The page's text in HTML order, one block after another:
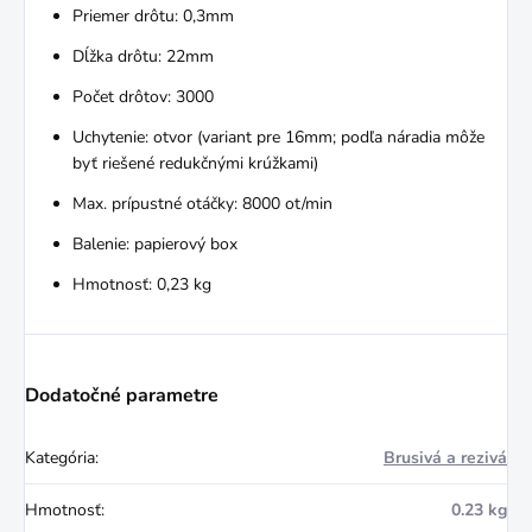
Priemer drôtu: 0,3mm
Dĺžka drôtu: 22mm
Počet drôtov: 3000
Uchytenie: otvor (variant pre 16mm; podľa náradia môže
byť riešené redukčnými krúžkami)
Max. prípustné otáčky: 8000 ot/min
Balenie: papierový box
Hmotnosť: 0,23 kg
Dodatočné parametre
Kategória: Brusivá a rezivá
Hmotnosť: 0.23 kg